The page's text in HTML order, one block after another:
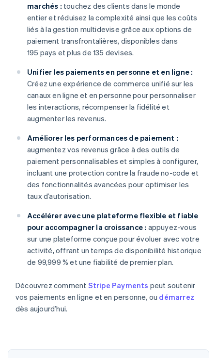
marchés : touchez des clients dans le monde
entier et réduisez la complexité ainsi que les coûts
liés à la gestion multidevise grâce aux options de
paiement transfrontalières, disponibles dans
195 pays et plus de 135 devises.
Unifier les paiements en personne et en ligne :
Créez une expérience de commerce unifié sur les
canaux en ligne et en personne pour personnaliser
les interactions, récompenser la fidélité et
augmenter les revenus.
Améliorer les performances de paiement :
augmentez vos revenus grâce à des outils de
paiement personnalisables et simples à configurer,
incluant une protection contre la fraude no-code et
des fonctionnalités avancées pour optimiser les
taux d’autorisation.
Accélérer avec une plateforme flexible et fiable
pour accompagner la croissance : appuyez-vous
sur une plateforme conçue pour évoluer avec votre
activité, offrant un temps de disponibilité historique
de 99,999 % et une fiabilité de premier plan.
Découvrez comment Stripe Payments peut soutenir
vos paiements en ligne et en personne, ou démarrez
dès aujourd’hui.